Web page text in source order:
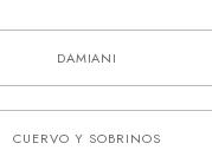
DAMIANI
CUERVO Y SOBRINOS